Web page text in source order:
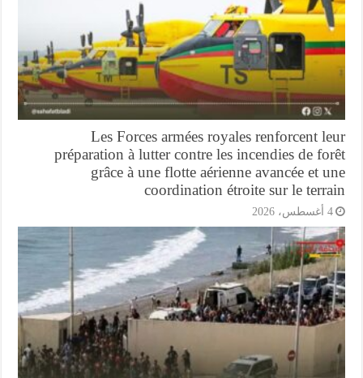
Les Forces armées royales renforcent
préparation à lutter contre les incendies de
grâce à une flotte aérienne avancée et
coordination étroite sur le